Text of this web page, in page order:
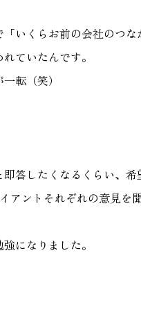
いくらお前の会社のつ
ていたんです。
転（笑）
答したくなるくらい、
アントそれぞれの意見を
になりました。